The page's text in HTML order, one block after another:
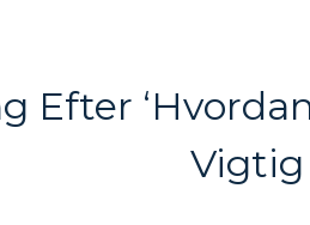
Efter